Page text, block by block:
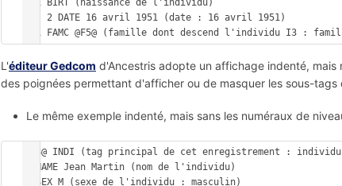
L'éditeur Gedcom d'Ancestris adopte un affichage indenté,
des poignées permettant d'afficher ou de masquer les sous-tags
Le même exemple indenté, mais sans les numéraux de
@I3@ INDI (tag principal de cet enregistrement :